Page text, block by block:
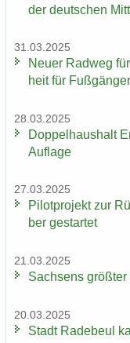
der deut­schen
31.03.2025
Neuer Rad­weg
heit für
28.03.2025
Dop­pel­haus­halt
Auf­la­ge
27.03.2025
Pi­lot­pro­jekt zur
ber ge­star­tet
21.03.2025
Sach­sens
20.03.2025
Stadt Ra­de­beul